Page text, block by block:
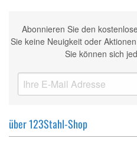
Abonnieren Sie den
Sie keine Neuigkeit oder
Sie können sich
über 123Stahl-Shop